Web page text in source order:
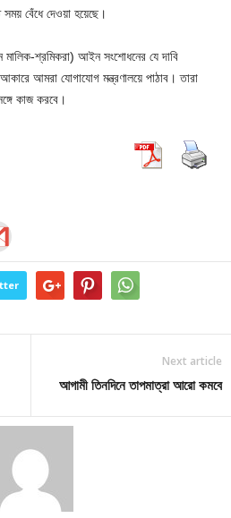
বেঁধে দেওয়া হয়েছে।
মালিক-শ্রমিকরা) আইন সংশোধনের যে দাবি
আমরা যোগাযোগ মন্ত্রণালয়ে পাঠাব। তারা
কাজ করবে।
Next article
আগামী তিনদিনে তাপমাত্রা আরো কমবে